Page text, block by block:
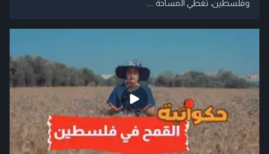
وفلسطين، تغطي المساحة ....